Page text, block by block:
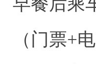
（门票+